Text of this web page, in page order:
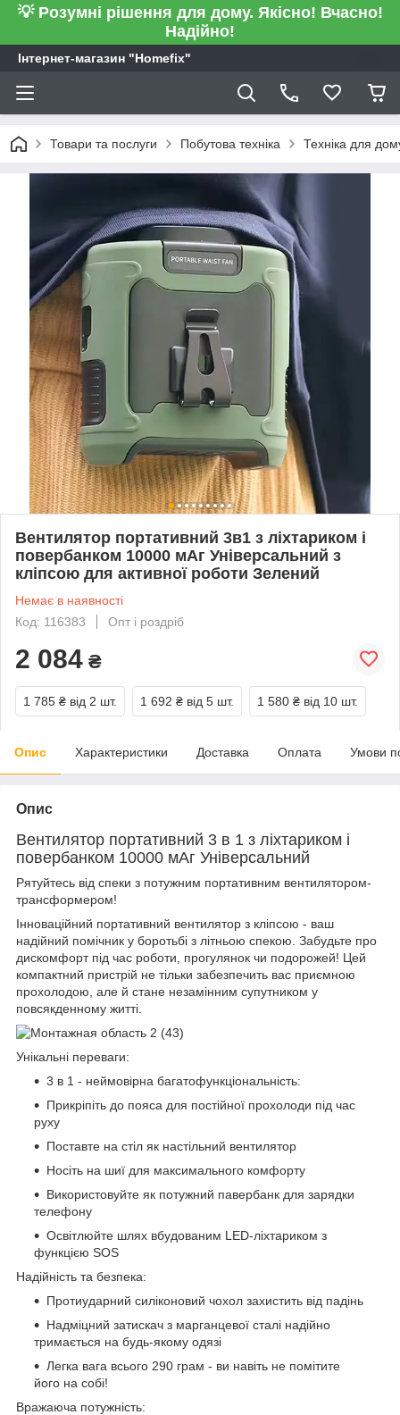
💡 Розумні рішення для дому. Якісно! Вчасно!
Надійно!
Інтернет-магазин "Homefix"
Товари та послуги Побутова техніка Техніка для
Вентилятор портативний 3в1 з ліхтариком і
повербанком 10000 мАг Універсальний з
кліпсою для активної роботи Зелений
Немає в наявності
Код: 116383
Опт і роздріб
2 084 ₴
1 785 ₴ від 2 шт. 1 692 ₴ від 5 шт. 1 580 ₴ від 10 шт.
Опис Характеристики Доставка Оплата Умови
Опис
Вентилятор портативний 3 в 1 з ліхтариком і
повербанком 10000 мАг Універсальний
Рятуйтесь від спеки з потужним портативним вентилятором-
трансформером!
Інноваційний портативний вентилятор з кліпсою - ваш
надійний помічник у боротьбі з літньою спекою. Забудьте про
дискомфорт під час роботи, прогулянок чи подорожей! Цей
компактний пристрій не тільки забезпечить вас приємною
прохолодою, але й стане незамінним супутником у
повсякденному житті.
Унікальні переваги:
3 в 1 - неймовірна багатофункціональність:
Прикріпіть до пояса для постійної прохолоди під час
руху
Поставте на стіл як настільний вентилятор
Носіть на шиї для максимального комфорту
Використовуйте як потужний павербанк для зарядки
телефону
Освітлюйте шлях вбудованим LED-ліхтариком з
функцією SOS
Надійність та безпека:
Протиударний силіконовий чохол захистить від падінь
Надміцний затискач з марганцевої сталі надійно
тримається на будь-якому одязі
Легка вага всього 290 грам - ви навіть не помітите
його на собі!
Вражаюча потужність: